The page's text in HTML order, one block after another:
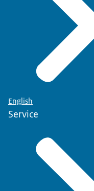
English
Service